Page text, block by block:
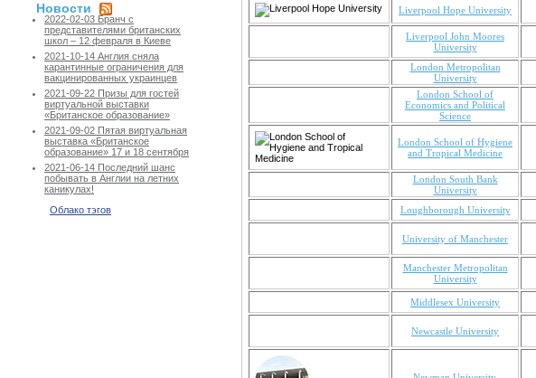
Новости
2022-02-03 Бранч с
представителями британских
школ – 12 февраля в Киеве
2021-10-14 Англия сняла
карантинные ограничения для
вакцинированных украинцев
2021-09-22 Призы для гостей
виртуальной выставки
«Британское образование»
2021-09-02 Пятая виртуальная
выставка «Британское
образование» 17 и 18 сентября
2021-06-14 Последний шанс
побывать в Англии на летних
каникулах!
Облако тэгов
Liverpool Hope University
Liverpool John Moores
University
London Metropolitan
University
London School of
Economics and Political
Science
London School of Hygiene
and Tropical Medicine
London South Bank
University
Loughborough University
University of Manchester
Manchester Metropolitan
University
Middlesex University
Newcastle University